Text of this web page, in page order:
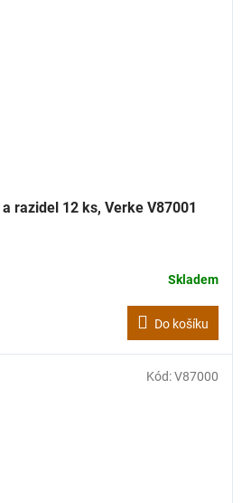
razidel 12 ks, Verke V87001
Skladem
Do košíku
Kód:V87000